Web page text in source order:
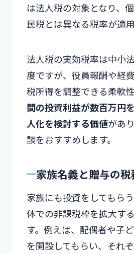
は法人税の対象となり、
民税とは異なる税率が適用
法人税の実効税率は中小
度ですが、役員報酬や経
税所得を調整できる柔軟
間の投資利益が数百万円
人化を検討する価値があ
談をおすすめします。
家族名義と贈与の
家族にも投資をしてもら
体での非課税枠を拡大す
す。例えば、配偶者や子
を開設してもらい、それ